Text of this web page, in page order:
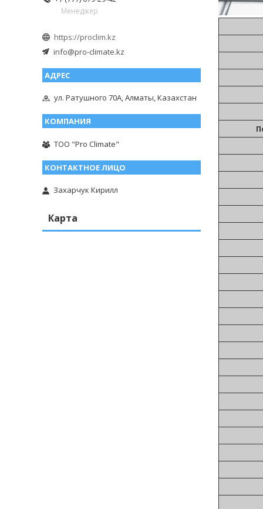
Менеджер
https://proclim.kz
info@pro-climate.kz
ул. Ратушного 70А, Алматы, Казахстан
ТОО "Pro Climate"
Захарчук Кирилл
Карта